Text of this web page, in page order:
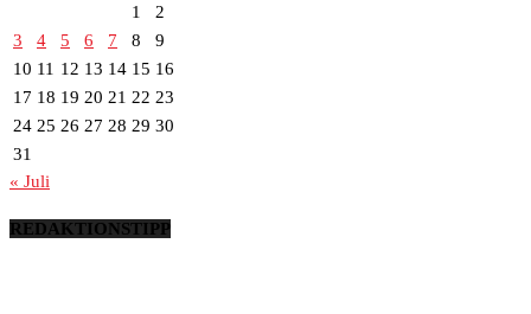
1
2
3
4 5 6 7 8
9
10 11 12 13 14 15 16
17 18 19 20 21 22 23
24 25 26 27 28 29 30
31
« Juli
REDAKTIONSTIPP